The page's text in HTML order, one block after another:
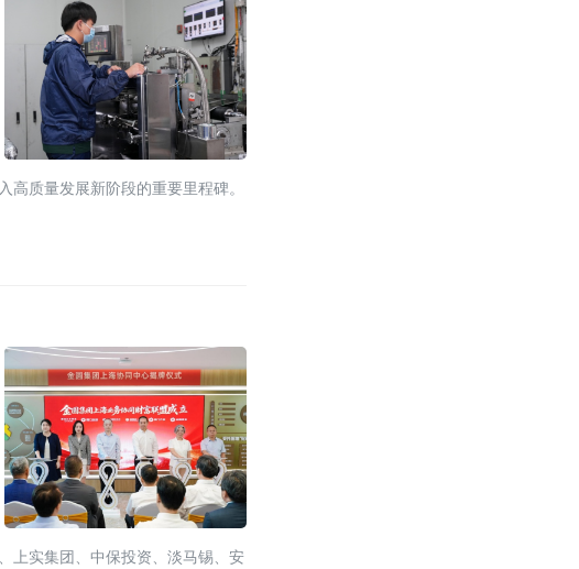
质量发展新阶段的重要里程碑。
上实集团、中保投资、淡马锡、安